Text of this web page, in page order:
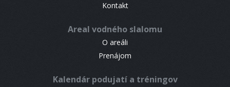
Kontakt
Areal vodného slalomu
O areáli
Prenájom
Kalendár podujatí a tréningov